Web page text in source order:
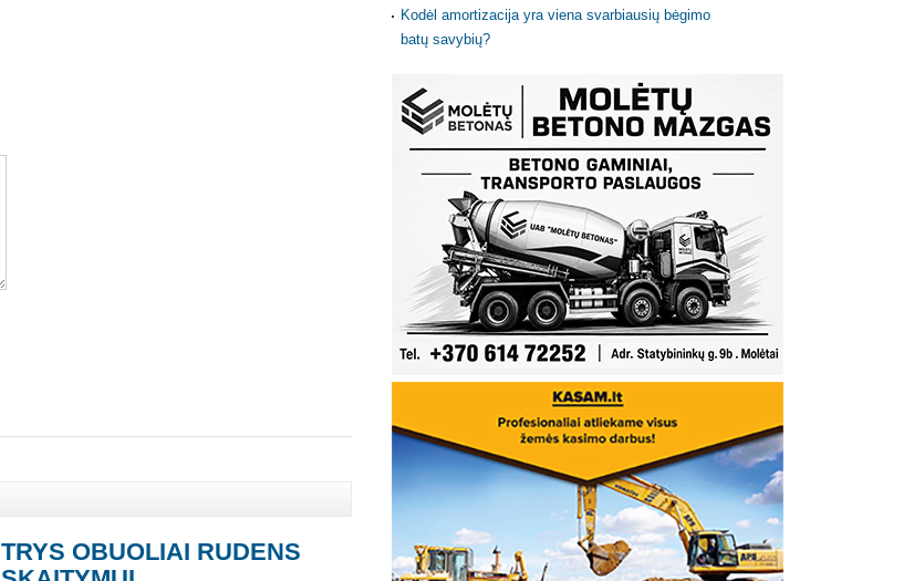
TRYS OBUOLIAI RUDENS
Kodėl amortizacija yra viena svarbiausių bėgimo
batų savybių?